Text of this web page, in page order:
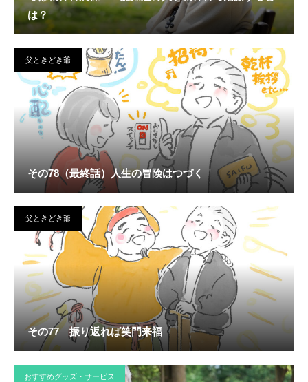
は？
父ときどき爺
その78（最終話）人生の冒険はつづく
父ときどき爺
その77 振り返れば笑門来福
おすすめグッズ・サービス